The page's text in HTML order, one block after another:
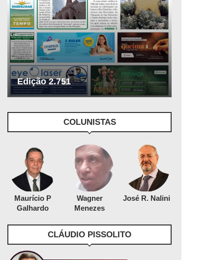
Edição 2.751
COLUNISTAS
Maurício P
Galhardo
Wagner
Menezes
José R. Nalini
CLÁUDIO PISSOLITO